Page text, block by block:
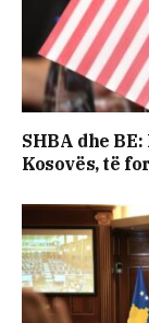
SHBA dhe
Kosovës, të